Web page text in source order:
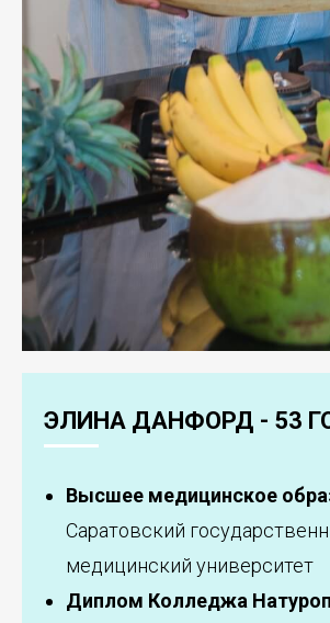
ЭЛИНА ДАНФОРД - 53
Высшее медицинское
Саратовский
медицинский университет
Диплом Колледжа